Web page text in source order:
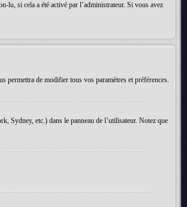
lu, si cela a été activé par l’administrateur. Si vous avez
permettra de modifier tous vos paramètres et préférences.
Sydney, etc.) dans le panneau de l’utilisateur. Notez que